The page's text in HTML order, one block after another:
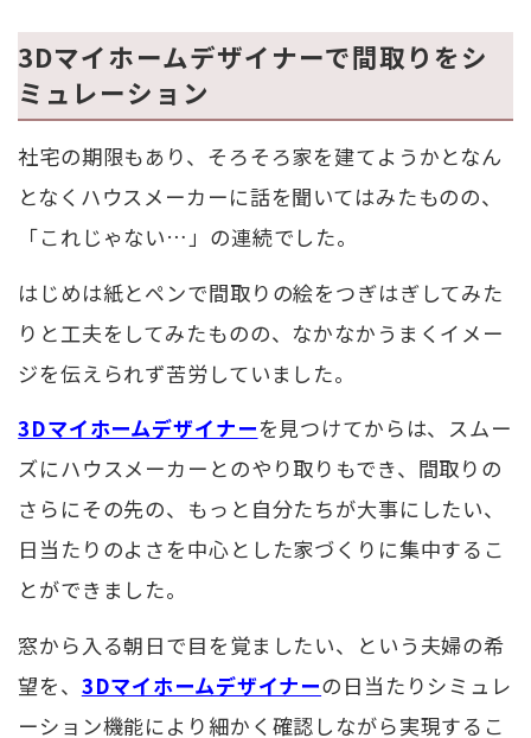
3Dマイホームデザイナーで間取りをシ
ミュレーション
社宅の期限もあり、そろそろ家を建てようかとなん
となくハウスメーカーに話を聞いてはみたものの、
「これじゃない…」の連続でした。
はじめは紙とペンで間取りの絵をつぎはぎしてみた
りと工夫をしてみたものの、なかなかうまくイメー
ジを伝えられず苦労していました。
3Dマイホームデザイナーを見つけてからは、スムー
ズにハウスメーカーとのやり取りもでき、間取りの
さらにその先の、もっと自分たちが大事にしたい、
日当たりのよさを中心とした家づくりに集中するこ
とができました。
窓から入る朝日で目を覚ましたい、という夫婦の希
望を、 3Dマイホームデザイナーの日当たりシミュレ
ーション機能により細かく確認しながら実現するこ